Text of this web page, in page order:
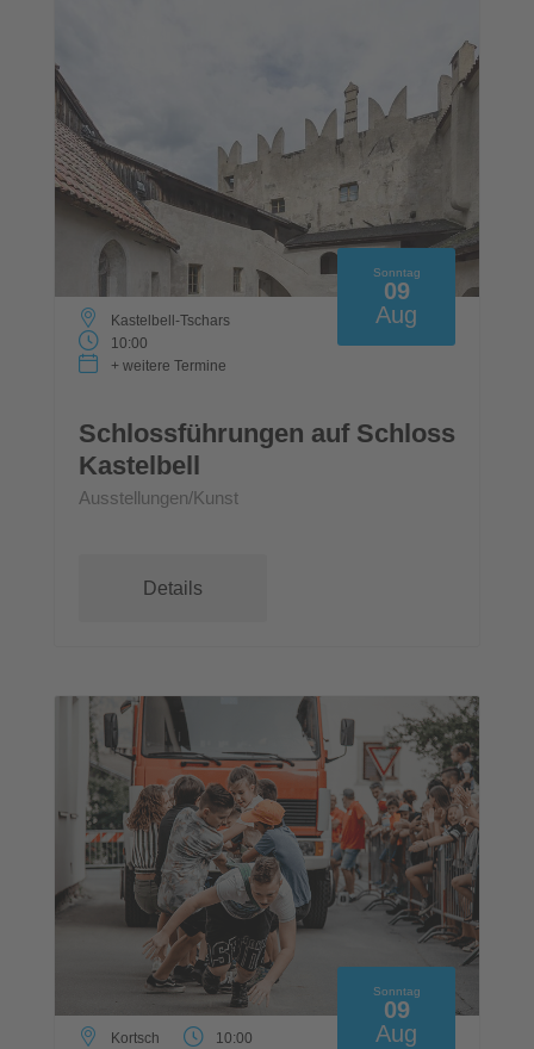
Sonntag
09
Aug
Kastelbell-Tschars
10:00
+ weitere Termine
Schlossführungen auf Schloss
Kastelbell
Ausstellungen/Kunst
Details
Sonntag
09
Aug
Kortsch 10:00